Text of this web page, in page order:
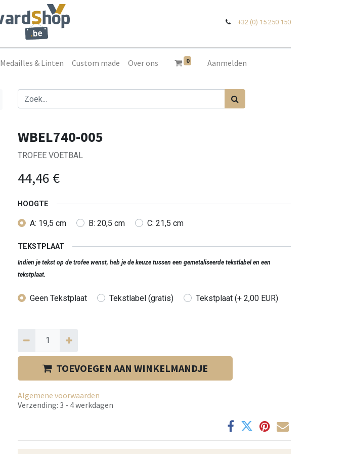
+32 (0) 15 250 150
Medailles & Linten Custom made Over ons 0 Aanmelden
WBEL740-005
TROFEE VOETBAL
44,46 €
HOOGTE
A: 19,5 cm B: 20,5 cm C: 21,5 cm
TEKSTPLAAT
Indien je tekst op de trofee wenst, heb je de keuze tussen een gemetaliseerde tekstlabel en een
tekstplaat.
Geen Tekstplaat Tekstlabel (gratis) Tekstplaat (+ 2,00 EUR)
TOEVOEGEN AAN WINKELMANDJE
Algemene voorwaarden
Verzending: 3 - 4 werkdagen